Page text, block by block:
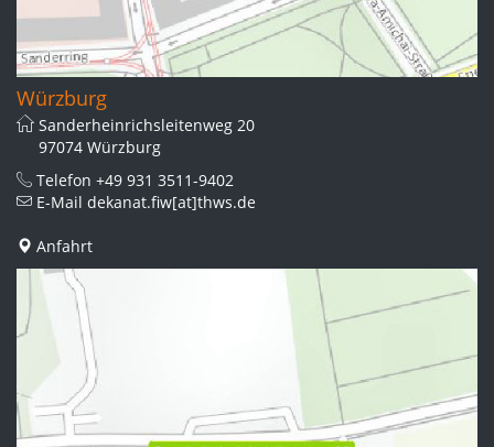
Würzburg
Sanderheinrichsleitenweg 20
97074 Würzburg
Telefon +49 931 3511-9402
E-Mail dekanat.fiw[at]thws.de
Anfahrt